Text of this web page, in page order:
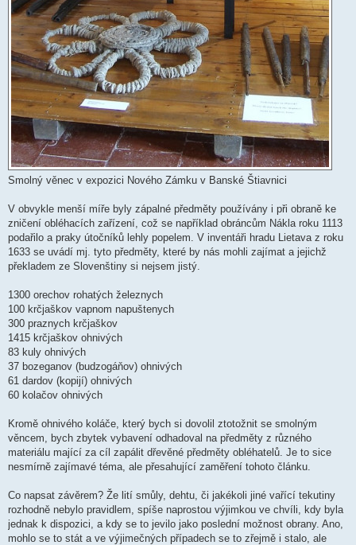
Smolný věnec v expozici Nového Zámku v Banské Štiavnici
V obvykle menší míře byly zápalné předměty používány i při obraně ke
zničení obléhacích zařízení, což se například obráncům Nákla roku 1113
podařilo a praky útočníků lehly popelem. V inventáři hradu Lietava z roku
1633 se uvádí mj. tyto předměty, které by nás mohli zajímat a jejichž
překladem ze Slovenštiny si nejsem jistý.
1300 orechov rohatých železnych
100 krčjaškov vapnom napuštenych
300 praznych krčjaškov
1415 krčjaškov ohnivých
83 kuly ohnivých
37 bozeganov (budzogáňov) ohnivých
61 dardov (kopijí) ohnivých
60 kolačov ohnivých
Kromě ohnivého koláče, který bych si dovolil ztotožnit se smolným
věncem, bych zbytek vybavení odhadoval na předměty z různého
materiálu mající za cíl zapálit dřevěné předměty obléhatelů. Je to sice
nesmírně zajímavé téma, ale přesahující zaměření tohoto článku.
Co napsat závěrem? Že lití smůly, dehtu, či jakékoli jiné vařící tekutiny
rozhodně nebylo pravidlem, spíše naprostou výjimkou ve chvíli, kdy byla
jednak k dispozici, a kdy se to jevilo jako poslední možnost obrany. Ano,
mohlo se to stát a ve výjimečných případech se to zřejmě i stalo, ale